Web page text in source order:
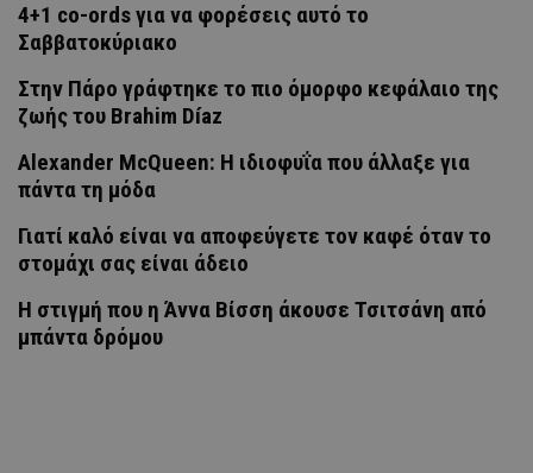
4+1 co-ords για να φορέσεις αυτό το
Σαββατοκύριακο
Στην Πάρο γράφτηκε το πιο όμορφο κεφάλαιο της
ζωής του Brahim Díaz
Alexander McQueen: Η ιδιοφυΐα που άλλαξε για
πάντα τη μόδα
Γιατί καλό είναι να αποφεύγετε τον καφέ όταν το
στομάχι σας είναι άδειο
H στιγμή που η Άννα Βίσση άκουσε Τσιτσάνη από
μπάντα δρόμου